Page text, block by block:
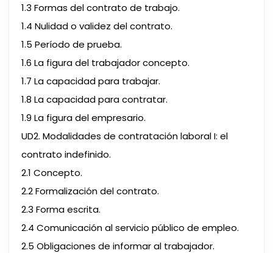
1.3 Formas del contrato de trabajo.
1.4 Nulidad o validez del contrato.
1.5 Período de prueba.
1.6 La figura del trabajador concepto.
1.7 La capacidad para trabajar.
1.8 La capacidad para contratar.
1.9 La figura del empresario.
UD2. Modalidades de contratación laboral I: el
contrato indefinido.
2.1 Concepto.
2.2 Formalización del contrato.
2.3 Forma escrita.
2.4 Comunicación al servicio público de empleo.
2.5 Obligaciones de informar al trabajador.